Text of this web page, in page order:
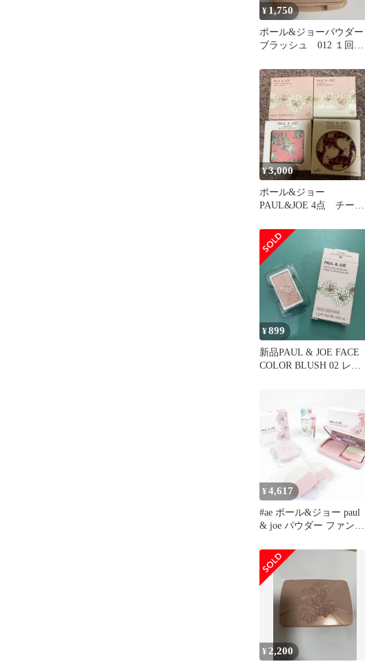
¥ 1,750
ポール&ジョーパウダー
ブラッシュ 012 １回使
付 匿名配送
¥3,000
ポール&ジョー
PAUL&JOE 4点 チーク
トパウダー
¥899
新品PAUL & JOE FACE
COLOR BLUSH 02 レフ
¥4,617
#ae ポール&ジョー paul
& joe パウダー ファンデ
ンパクト レフィル ブラ
シ リップ 05 セット 未使
用 945967 k01
¥ 2,200